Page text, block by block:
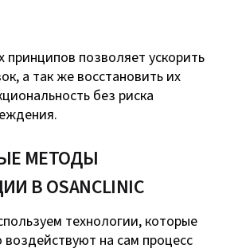
позволяет ускорить
а так же восстановить их
без риска
МЕТОДЫ
В ОSANCLINIC
технологии, которые
воздействуют на сам процесс